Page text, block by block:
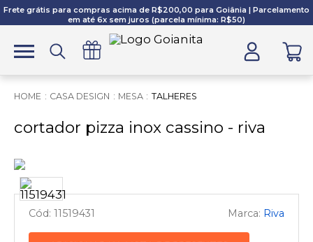
Frete grátis para compras acima de R$200,00 para Goiânia | Parcelamento
em até 6x sem juros (parcela mínima: R$50)
CASA DESIGN MESA TALHERES
cortador pizza inox cassino - riva
11519431 Riva